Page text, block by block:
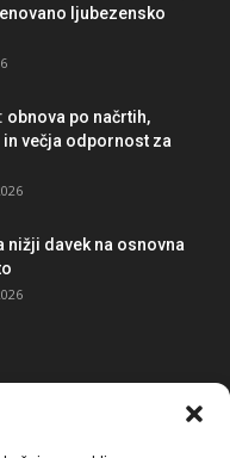
ljubezensko
obnova po načrtih,
večja odpornost za
nižji davek na osnovna